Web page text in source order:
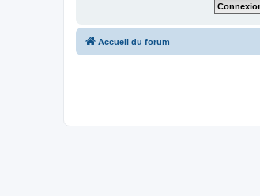
Accueil du forum